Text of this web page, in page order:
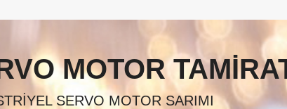
MOTOR
SERVO MOTOR SARIMI